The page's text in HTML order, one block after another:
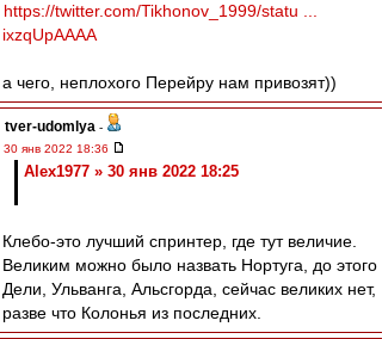
https://twitter.com/Tikhonov_1999/statu ...
ixzqUpAAAA
а чего, неплохого Перейру нам привозят))
tver-udomlya -
30 янв 2022 18:36
Alex1977 » 30 янв 2022 18:25
Клебо-это лучший спринтер, где тут величие.
Великим можно было назвать Нортуга, до этого
Дели, Ульванга, Альсгорда, сейчас великих нет,
разве что Колонья из последних.